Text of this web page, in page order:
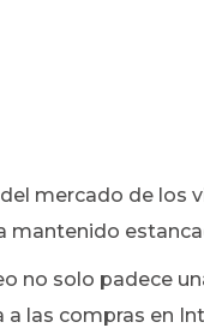
mercado de los
mantenido
no solo padece
las compras en